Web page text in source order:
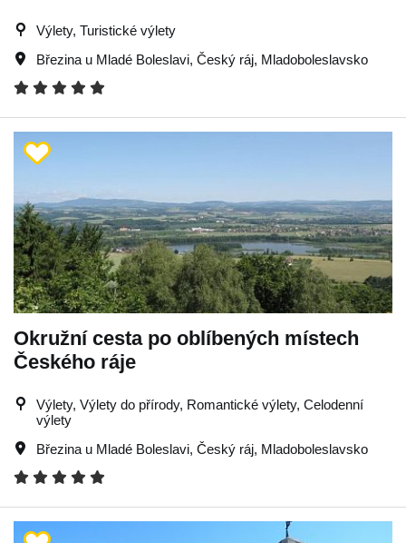
Výlety, Turistické výlety
Březina u Mladé Boleslavi, Český ráj, Mladoboleslavsko
Okružní cesta po oblíbených místech
Českého ráje
Výlety, Výlety do přírody, Romantické výlety, Celodenní
výlety
Březina u Mladé Boleslavi, Český ráj, Mladoboleslavsko